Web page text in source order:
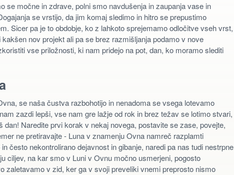
se močne in zdrave, polni smo navdušenja in zaupanja vase in
se vrstijo, da jim komaj sledimo in hitro se prepustimo
Sicer pa je to obdobje, ko z lahkoto sprejemamo odločitve vseh vrst,
nov projekt ali pa se brez razmišljanja podamo v nove
vse priložnosti, ki nam pridejo na pot, dan, ko moramo slediti
se naša čustva razbohotijo in nenadoma se vsega lotevamo
zazdi lepši, vse nam gre lažje od rok in brez težav se lotimo stvari,
dan! Naredite prvi korak v nekaj novega, postavite se zase, povejte,
ne pretiravajte - Luna v znamenju Ovna namreč razplamti
često nekontrolirano dejavnost in gibanje, naredi pa nas tudi nestrpne
ciljev, na kar smo v Luni v Ovnu močno usmerjeni, pogosto
zaletavamo v zid, ker ga v svoji preveliki vnemi preprosto nismo